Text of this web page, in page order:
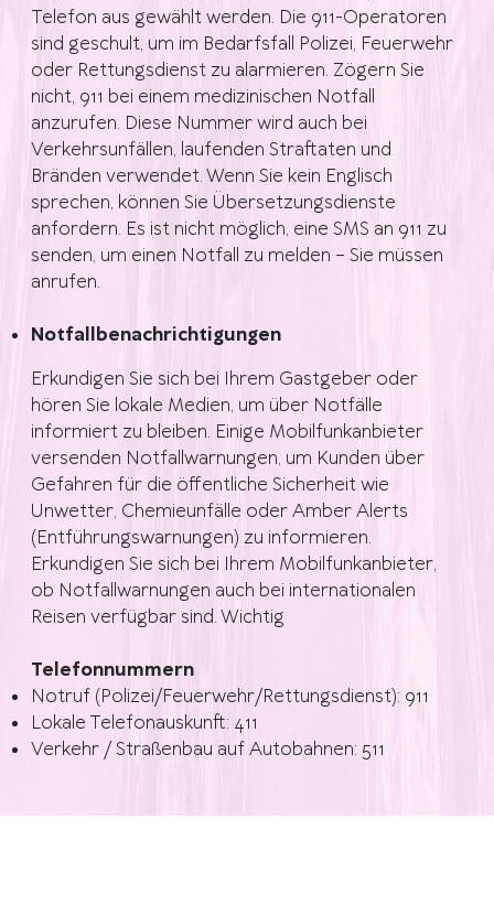
Telefon aus gewählt werden. Die 911-Operatoren
sind geschult, um im Bedarfsfall Polizei, Feuerwehr
oder Rettungsdienst zu alarmieren. Zögern Sie
nicht, 911 bei einem medizinischen Notfall
anzurufen. Diese Nummer wird auch bei
Verkehrsunfällen, laufenden Straftaten und
Bränden verwendet. Wenn Sie kein Englisch
sprechen, können Sie Übersetzungsdienste
anfordern. Es ist nicht möglich, eine SMS an 911 zu
senden, um einen Notfall zu melden – Sie müssen
anrufen.
Notfallbenachrichtigungen
Erkundigen Sie sich bei Ihrem Gastgeber oder
hören Sie lokale Medien, um über Notfälle
informiert zu bleiben. Einige Mobilfunkanbieter
versenden Notfallwarnungen, um Kunden über
Gefahren für die öffentliche Sicherheit wie
Unwetter, Chemieunfälle oder Amber Alerts
(Entführungswarnungen) zu informieren.
Erkundigen Sie sich bei Ihrem Mobilfunkanbieter,
ob Notfallwarnungen auch bei internationalen
Reisen verfügbar sind. Wichtig
Telefonnummern
Notruf (Polizei/Feuerwehr/Rettungsdienst): 911
Lokale Telefonauskunft: 411
Verkehr / Straßenbau auf Autobahnen: 511